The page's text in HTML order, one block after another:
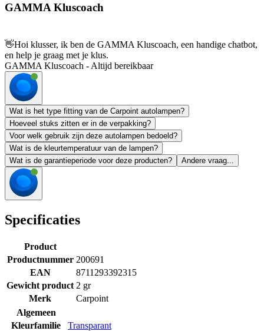
GAMMA Kluscoach
👋Hoi klusser, ik ben de GAMMA Kluscoach, een handige chatbot,
en help je graag met je klus.
GAMMA Kluscoach - Altijd bereikbaar
Wat is het type fitting van de Carpoint autolampen?
Hoeveel stuks zitten er in de verpakking?
Voor welk gebruik zijn deze autolampen bedoeld?
Wat is de kleurtemperatuur van de lampen?
Wat is de garantieperiode voor deze producten?
Andere vraag...
Specificaties
Product
Productnummer 200691
EAN
8711293392315
Gewicht product 2 gr
Merk
Carpoint
Algemeen
Kleurfamilie
Transparant